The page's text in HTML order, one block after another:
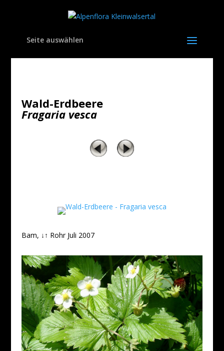
Seite auswählen
Wald-Erdbeere
Fragaria vesca
Bam, ↓↑ Rohr Juli 2007